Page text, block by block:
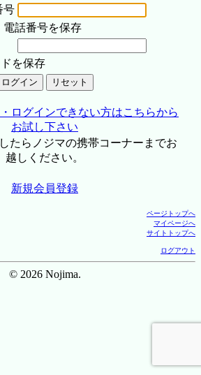
号
電話番号を保存
を保存
ログインできない方はこちらから
お試し下さい
たらノジマの携帯コーナーまでお
越しください。
新規会員登録
ページトップへ
マイページへ
サイトトップへ
ログアウト
© 2026 Nojima.